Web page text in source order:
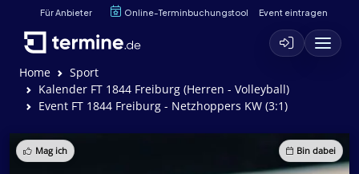
Für Anbieter Online-Terminbuchungstool Event eintragen
Home
Sport
Kalender FT 1844 Freiburg (Herren - Volleyball)
Event FT 1844 Freiburg - Netzhoppers KW (3:1)
Mag ich Bin dabei